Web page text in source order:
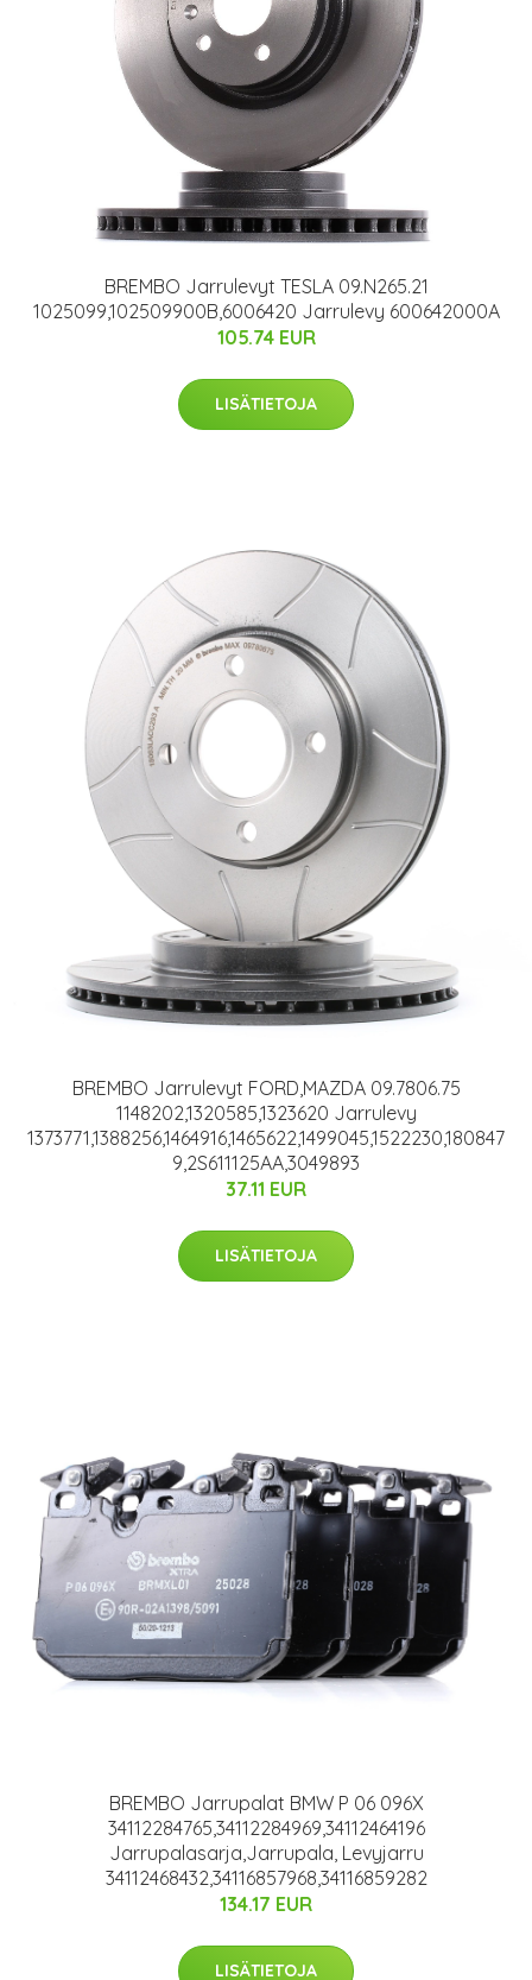
BREMBO Jarrulevyt TESLA 09.N265.21
1025099,102509900B,6006420 Jarrulevy 600642000A
105.74 EUR
LISÄTIETOJA
BREMBO Jarrulevyt FORD,MAZDA 09.7806.75
1148202,1320585,1323620 Jarrulevy
1373771,1388256,1464916,1465622,1499045,1522230,180847
9,2S611125AA,3049893
37.11 EUR
LISÄTIETOJA
BREMBO Jarrupalat BMW P 06 096X
34112284765,34112284969,34112464196
Jarrupalasarja,Jarrupala, Levyjarru
34112468432,34116857968,34116859282
134.17 EUR
LISÄTIETOJA